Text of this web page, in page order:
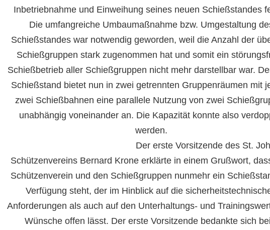
Inbetriebnahme und Einweihung seines neuen Schießstandes
Die umfangreiche Umbaumaßnahme bzw. Umgestaltung
Schießstandes war notwendig geworden, weil die Anzahl der
Schießgruppen stark zugenommen hatund somit ein
Schießbetrieb aller Schießgruppen nicht mehr darstellbar war.
Schießstand bietet nun in zwei getrennten Gruppenräumen mit
zwei Schießbahnen eine parallele Nutzung von zwei
unabhängig voneinander an. Die Kapazität konnte also
werden.
Der erste Vorsitzende des St.
Schützenvereins Bernard Krone erklärte in einem Grußwort,
Schützenverein und den Schießgruppen nunmehr ein
Verfügung steht, der im Hinblick auf die
Anforderungen als auch auf den Unterhaltungs- und
Wünsche offen lässt. Der erste Vorsitzende bedankte sich